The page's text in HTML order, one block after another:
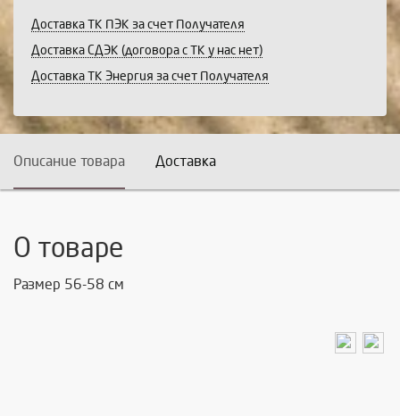
Доставка ТК ПЭК за счет Получателя
Доставка СДЭК (договора с ТК у нас нет)
Доставка ТК Энергия за счет Получателя
Описание товара Доставка
О товаре
Размер 56-58 см